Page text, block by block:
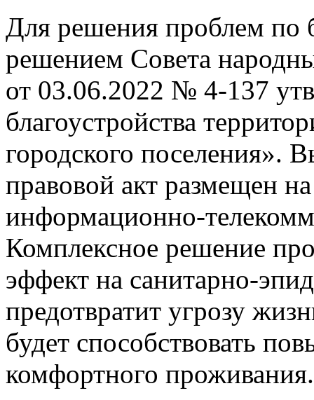
Для решения проблем по
решением Совета
от 03.06.2022 № 4-137
благоустройства
городского поселения».
правовой акт размещен
информационно-
Комплексное решение
эффект на санитарно-
предотвратит угрозу
будет способствовать
комфортного проживания.